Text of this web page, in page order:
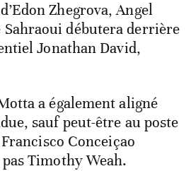
Zhegrova, Angel
Sahraoui débutera derrière
Jonathan David,
a également aligné
sauf peut-être au poste
Conceiçao
Timothy Weah.